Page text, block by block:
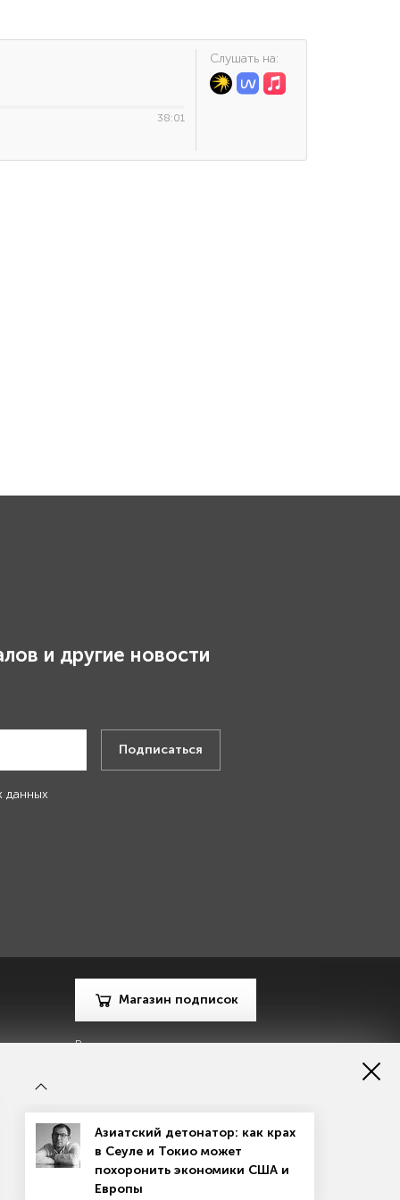
38:01
Cлушать на:
и другие новости
Подписаться
данных
Магазин подписок
Рекламодателям
Азиатский детонатор: как крах
в Сеуле и Токио может
похоронить экономики США и
Европы